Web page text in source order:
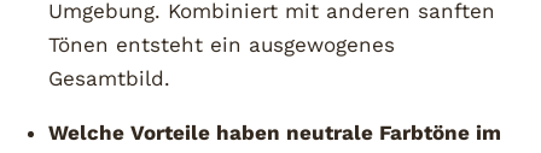
Umgebung. Kombiniert mit anderen sanften
Tönen entsteht ein ausgewogenes
Gesamtbild.
Welche Vorteile haben neutrale Farbtöne im